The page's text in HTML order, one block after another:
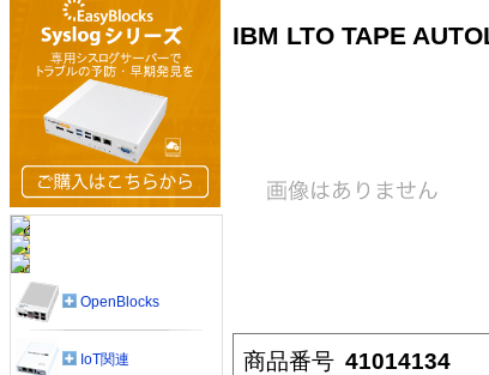
IBM LTO TAPE
商品番号 41014134
OpenBlocks
IoT関連